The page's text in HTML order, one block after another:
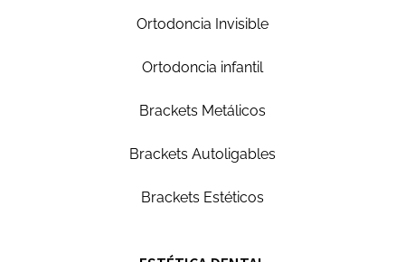
Ortodoncia Invisible
Ortodoncia infantil
Brackets Metálicos
Brackets Autoligables
Brackets Estéticos